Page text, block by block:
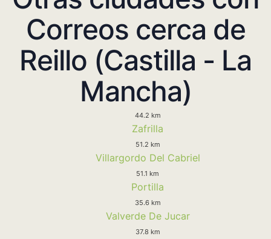
Correos cerca de
Reillo (Castilla - La
Mancha)
44.2 km
Zafrilla
51.2 km
Villargordo Del Cabriel
51.1 km
Portilla
35.6 km
Valverde De Jucar
37.8 km